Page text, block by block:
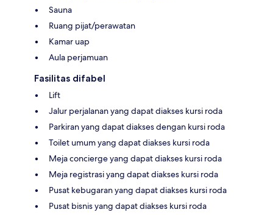
Sauna
Ruang pijat/perawatan
Kamar uap
Aula perjamuan
Fasilitas difabel
Lift
Jalur perjalanan yang dapat diakses kursi roda
Parkiran yang dapat diakses dengan kursi roda
Toilet umum yang dapat diakses kursi roda
Meja concierge yang dapat diakses kursi roda
Meja registrasi yang dapat diakses kursi roda
Pusat kebugaran yang dapat diakses kursi roda
Pusat bisnis yang dapat diakses kursi roda